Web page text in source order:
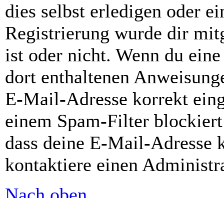
dies selbst erledigen oder
Registrierung wurde dir
ist oder nicht. Wenn du
dort enthaltenen
E-Mail-Adresse korrekt
einem Spam-Filter
dass deine E-Mail-Adresse
kontaktiere einen